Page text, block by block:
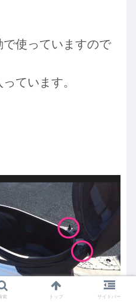
使っていますので
ています。
索 トップ サイドバー